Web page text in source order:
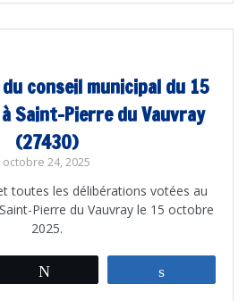
conseil municipal du 15
Saint-Pierre du Vauvray
(27430)
octobre 24, 2025
toutes les délibérations votées au
Pierre du Vauvray le 15 octobre
2025.